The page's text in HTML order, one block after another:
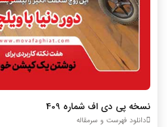
نسخه پي دي اف شماره 409
دانلود فهرست و سرمقاله